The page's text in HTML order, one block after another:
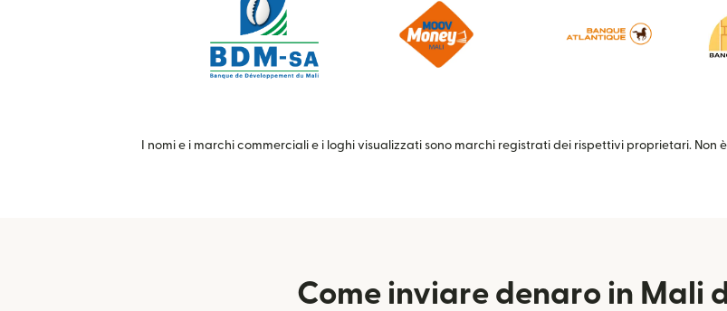
I nomi e i marchi commerciali e i loghi visualizzati sono marchi registrati dei rispettivi proprietari.
Come inviare denaro in Mali